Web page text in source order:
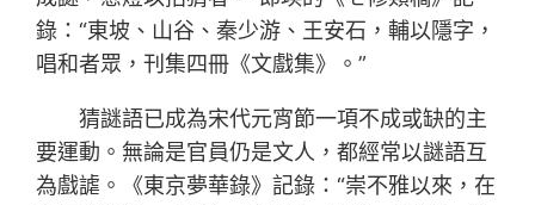
錄：“東坡、山谷、秦少游、王安石，輔以隱字，
唱和者眾，刊集四冊《文戲集》。”
猜謎語已成為宋代元宵節一項不成或缺的主
要運動。無論是官員仍是文人，都經常以謎語互
為戲謔。《東京夢華錄》記錄：“崇不雅以來，在